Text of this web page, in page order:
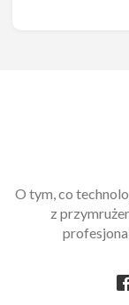
O tym, co
z